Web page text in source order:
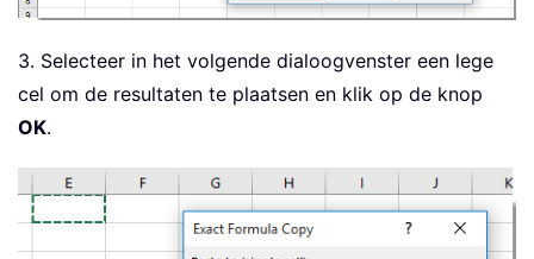
3. Selecteer in het volgende dialoogvenster een lege
cel om de resultaten te plaatsen en klik op de knop
OK.